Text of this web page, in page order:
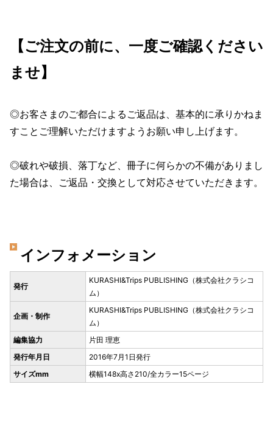
【ご注文の前に、一度ご確認ください
ませ】
◎お客さまのご都合によるご返品は、基本的に承りかねま
すことご理解いただけますようお願い申し上げます。
◎破れや破損、落丁など、冊子に何らかの不備がありまし
た場合は、ご返品・交換として対応させていただきます。
インフォメーション
発行
KURASHI&Trips PUBLISHING（株式会社クラシコ
ム）
企画・制作
KURASHI&Trips PUBLISHING（株式会社クラシコ
ム）
編集協力
片田 理恵
発行年月日
2016年7月1日発行
サイズmm
横幅148x高さ210/全カラー15ページ